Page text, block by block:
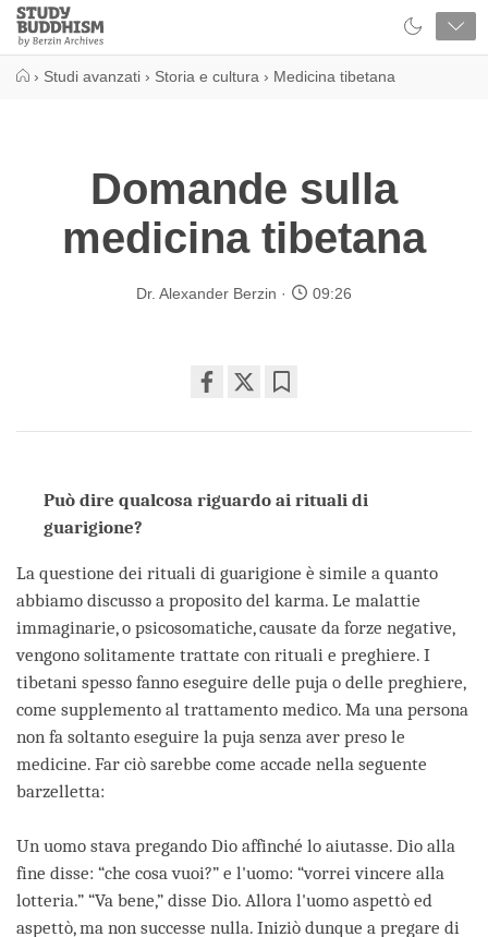
Close
Study
Buddhism
› Studi avanzati › Storia e cultura › Medicina tibetana
Domande sulla
medicina tibetana
Dr. Alexander Berzin 09:26
on
Può dire qualcosa riguardo ai rituali di
guarigione?
La questione dei rituali di guarigione è simile a quanto
abbiamo discusso a proposito del karma. Le malattie
immaginarie, o psicosomatiche, causate da forze negative,
vengono solitamente trattate con rituali e preghiere. I
tibetani spesso fanno eseguire delle puja o delle preghiere,
come supplemento al trattamento medico. Ma una persona
non fa soltanto eseguire la puja senza aver preso le
medicine. Far ciò sarebbe come accade nella seguente
barzelletta:
Un uomo stava pregando Dio affinché lo aiutasse. Dio alla
fine disse: “che cosa vuoi?” e l'uomo: “vorrei vincere alla
lotteria.” “Va bene,” disse Dio. Allora l'uomo aspettò ed
aspettò, ma non successe nulla. Iniziò dunque a pregare di